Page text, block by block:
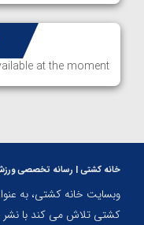
at the moment.
خانه کشتی | رسانه تخصصی
وبسایت خانه کشتی، به
کشتی تلاش می کند با نشر